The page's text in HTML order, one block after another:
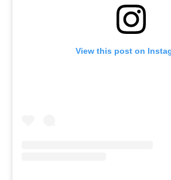
View this post on